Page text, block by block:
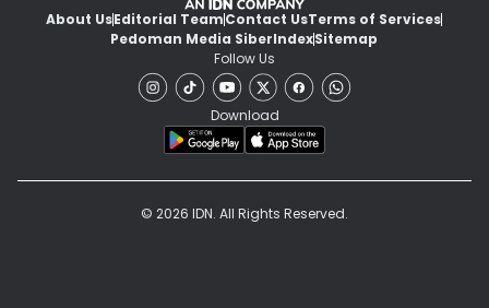
About UsEditorial TeamContact UsTerms of Services
Pedoman Media SiberIndexSitemap
Follow Us
Download
© 2026 IDN. All Rights Reserved.